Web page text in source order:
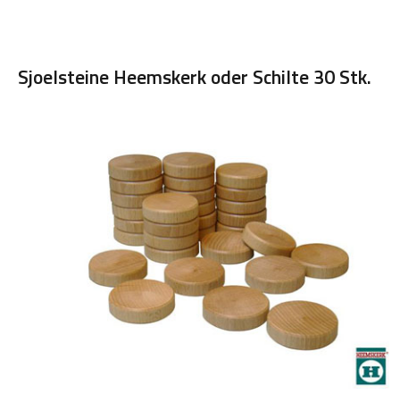
Sjoelsteine Heemskerk oder Schilte 30 Stk.